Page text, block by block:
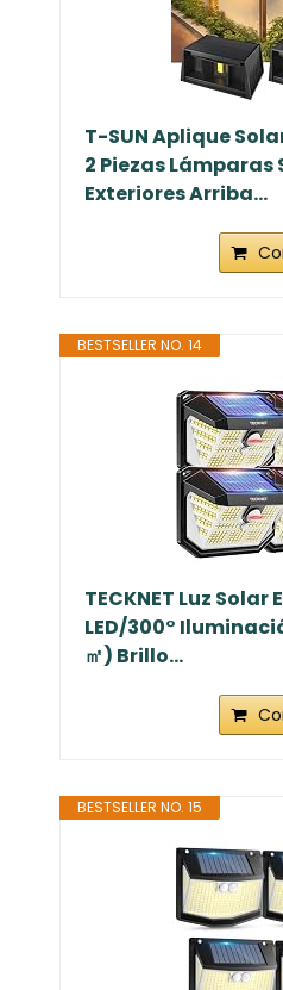
T-SUN Aplique
2 Piezas Lámparas
Exteriores Arriba...
BESTSELLER NO. 14
TECKNET Luz Solar
LED/300°
㎡) Brillo...
BESTSELLER NO. 15